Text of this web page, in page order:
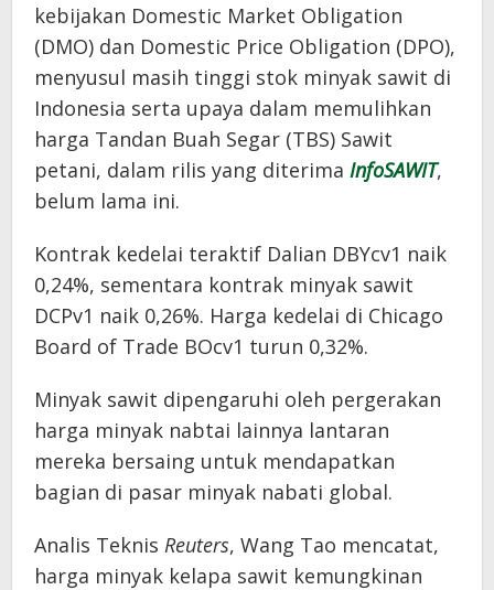
kebijakan Domestic Market Obligation
(DMO) dan Domestic Price Obligation (DPO),
menyusul masih tinggi stok minyak sawit di
Indonesia serta upaya dalam memulihkan
harga Tandan Buah Segar (TBS) Sawit
petani, dalam rilis yang diterima InfoSAWIT,
belum lama ini.
Kontrak kedelai teraktif Dalian DBYcv1 naik
0,24%, sementara kontrak minyak sawit
DCPv1 naik 0,26%. Harga kedelai di Chicago
Board of Trade BOcv1 turun 0,32%.
Minyak sawit dipengaruhi oleh pergerakan
harga minyak nabtai lainnya lantaran
mereka bersaing untuk mendapatkan
bagian di pasar minyak nabati global.
Analis Teknis Reuters, Wang Tao mencatat,
harga minyak kelapa sawit kemungkinan